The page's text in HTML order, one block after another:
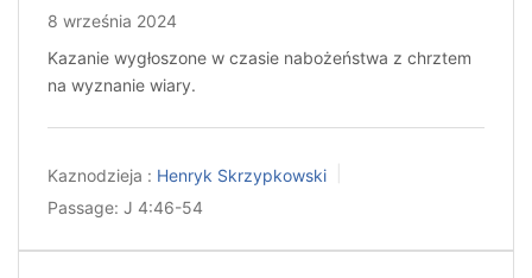
8 września 2024
Kazanie wygłoszone w czasie nabożeństwa z chrztem
na wyznanie wiary.
Kaznodzieja : Henryk Skrzypkowski
Passage: J 4:46-54